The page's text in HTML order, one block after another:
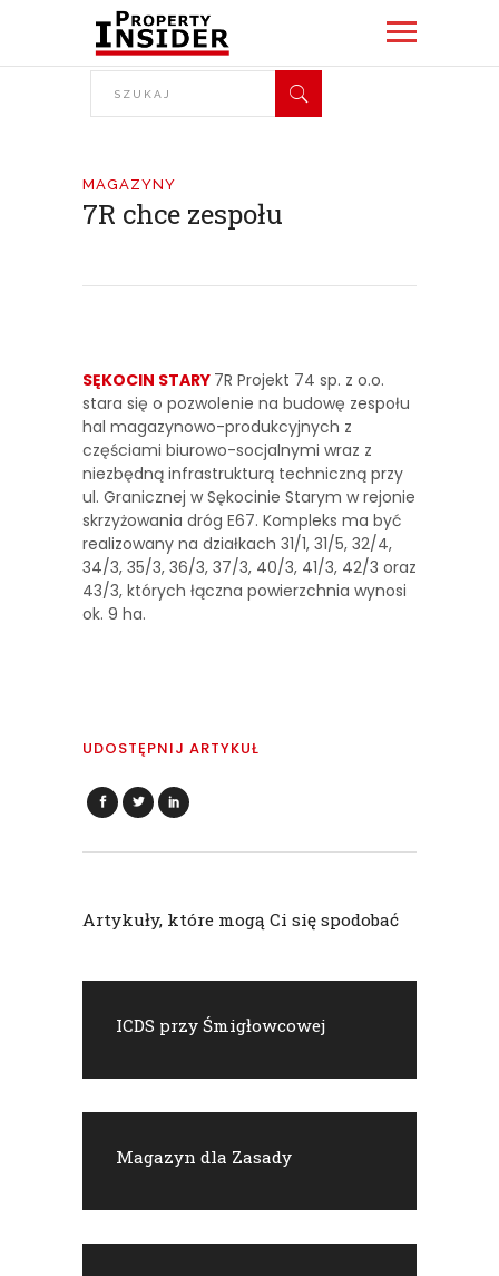
MAGAZYNY
7R chce zespołu
SĘKOCIN STARY 7R Projekt 74 sp. z o.o.
stara się o pozwolenie na budowę zespołu
hal magazynowo-produkcyjnych z
częściami biurowo-socjalnymi wraz z
niezbędną infrastrukturą techniczną przy
ul. Granicznej w Sękocinie Starym w rejonie
skrzyżowania dróg E67. Kompleks ma być
realizowany na działkach 31/1, 31/5, 32/4,
34/3, 35/3, 36/3, 37/3, 40/3, 41/3, 42/3 oraz
43/3, których łączna powierzchnia wynosi
ok. 9 ha.
UDOSTĘPNIJ ARTYKUŁ
Artykuły, które mogą Ci się spodobać
ICDS przy Śmigłowcowej
Magazyn dla Zasady